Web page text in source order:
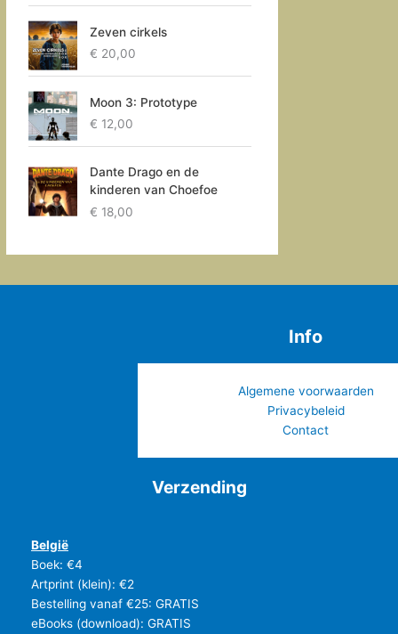
Zeven cirkels
€ 20,00
Moon 3: Prototype
€ 12,00
Dante Drago en de
kinderen van Choefoe
€ 18,00
Info
Algemene voorwaarden
Privacybeleid
Contact
Verzending
België
Boek: €4
Artprint (klein): €2
Bestelling vanaf €25: GRATIS
eBooks (download): GRATIS